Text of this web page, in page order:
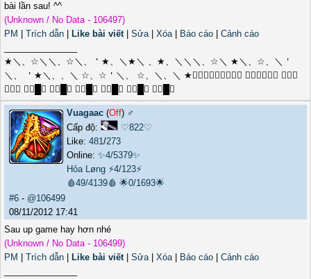
bài lần sau! ^^
(Unknown / No Data - 106497)
PM
Trích dẫn Like bài viết| Sửa| Xóa| Báo cáo
Cảnh cáo
★＼、☆＼＼、☆＼、＇★、＼★＼ 、★、＼＼＼、☆＼ ★＼、☆、＼＇
＼、 ＇★＼、、＼ ☆、☆＇＼、 ☆、＼、＼ ★╭⌒╮╭⌒╮ ╭⌒╮ ╭⌒╮
 ╱◥█◣ ╱◥█◣ ╱◥█◣ ╱◥█◣ ╱◥█◣ ╱◥█◣
Vuagaac (Off) ♂️
Cấp độ:
♡822♡
Like: 481/273
Online: ✨4/5379✨
Hỏa Løng ⚡4/123⚡
🩸49/4139🩸 🌟0/1693🌟
#6 - @106499
08/11/2012 17:41
Sau up game hay hơn nhé
(Unknown / No Data - 106499)
PM
Trích dẫn Like bài viết| Sửa| Xóa| Báo cáo
Cảnh cáo